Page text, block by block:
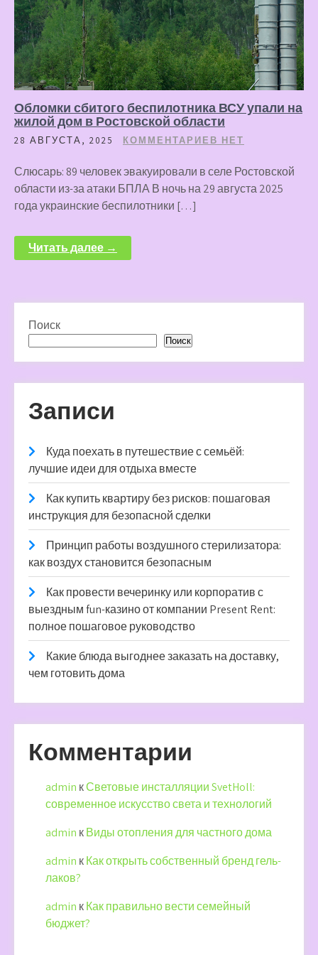
Обломки сбитого беспилотника ВСУ упали на
жилой дом в Ростовской области
28 АВГУСТА, 2025 КОММЕНТАРИЕВ НЕТ
Слюсарь: 89 человек эвакуировали в селе Ростовской
области из-за атаки БПЛА В ночь на 29 августа 2025
года украинские беспилотники […]
Читать далее →
Поиск
Поиск
Записи
Куда поехать в путешествие с семьёй:
лучшие идеи для отдыха вместе
Как купить квартиру без рисков: пошаговая
инструкция для безопасной сделки
Принцип работы воздушного стерилизатора:
как воздух становится безопасным
Как провести вечеринку или корпоратив с
выездным fun-казино от компании Present Rent:
полное пошаговое руководство
Какие блюда выгоднее заказать на доставку,
чем готовить дома
Комментарии
admin кСветовые инсталляции SvetHoll:
современное искусство света и технологий
admin кВиды отопления для частного дома
admin кКак открыть собственный бренд гель-
лаков?
admin кКак правильно вести семейный
бюджет?